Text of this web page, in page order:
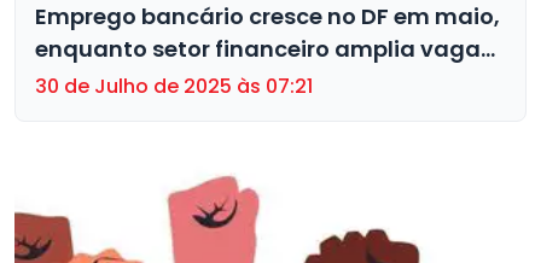
Emprego bancário cresce no DF em maio,
enquanto setor financeiro amplia vagas
fora dos bancos
30 de Julho de 2025 às 07:21